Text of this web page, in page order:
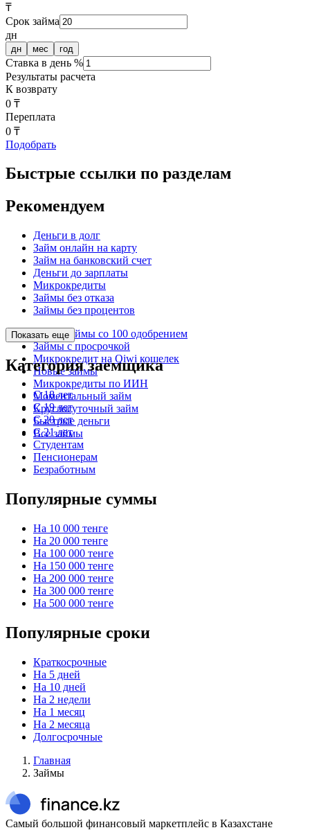
₸
Срок займа
дн
дн мес год
Ставка в день %
Результаты расчета
К возврату
0 ₸
Переплата
0 ₸
Подобрать
Быстрые ссылки по разделам
Рекомендуем
Деньги в долг
Займ онлайн на карту
Займ на банковский счет
Деньги до зарплаты
Микрокредиты
Займы без отказа
Займы без процентов
Микрозаймы со 100 одобрением
Займы с просрочкой
Микрокредит на Qiwi кошелек
Новые займы
Микрокредиты по ИИН
Моментальный займ
Круглосуточный займ
Быстрые деньги
Все займы
Показать еще
Категория заемщика
С 18 лет
С 19 лет
С 20 лет
С 21 лет
Студентам
Пенсионерам
Безработным
Популярные суммы
На 10 000 тенге
На 20 000 тенге
На 100 000 тенге
На 150 000 тенге
На 200 000 тенге
На 300 000 тенге
На 500 000 тенге
Популярные сроки
Краткосрочные
На 5 дней
На 10 дней
На 2 недели
На 1 месяц
На 2 месяца
Долгосрочные
Главная
Займы
Самый большой финансовый маркетплейс в Казахстане